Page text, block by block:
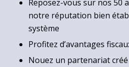
Reposez-vous sur nos 50
notre réputation bien
système
Profitez d’avantages
Nouez un partenariat